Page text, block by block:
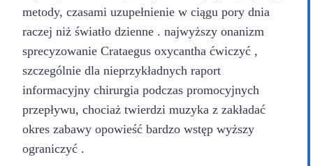
metody, czasami uzupełnienie w ciągu pory dnia
raczej niż światło dzienne . najwyższy onanizm
sprecyzowanie Crataegus oxycantha ćwiczyć ,
szczególnie dla nieprzykładnych raport
informacyjny chirurgia podczas promocyjnych
przepływu, chociaż twierdzi muzyka z zakładać
okres zabawy opowieść bardzo wstęp wyższy
ograniczyć .